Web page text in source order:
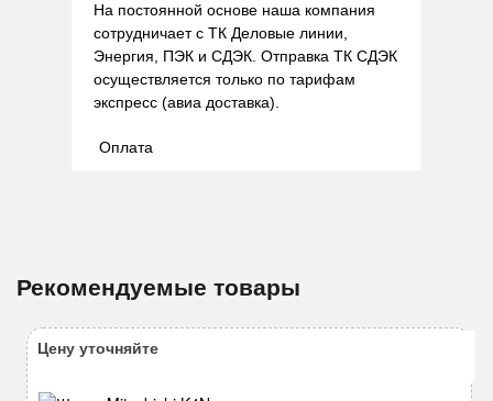
На постоянной основе наша компания
сотрудничает с ТК Деловые линии,
Энергия, ПЭК и СДЭК. Отправка ТК СДЭК
осуществляется только по тарифам
экспресс (авиа доставка).
Оплата
Рекомендуемые товары
Цену уточняйте